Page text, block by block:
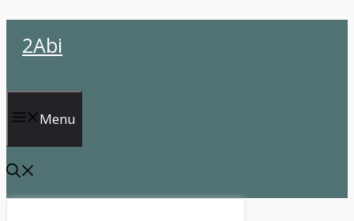
atla2Abi
Menu